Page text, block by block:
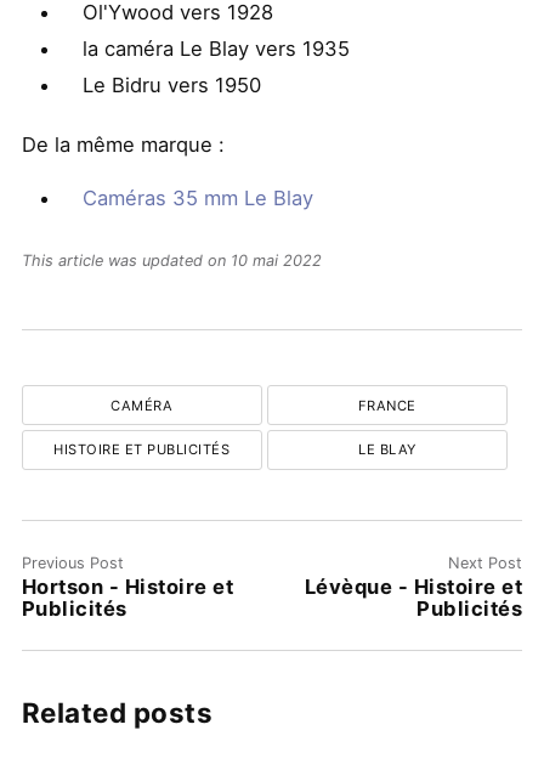
Ol'Ywood vers 1928
la caméra Le Blay vers 1935
Le Bidru vers 1950
De la même marque :
Caméras 35 mm Le Blay
This article was updated on 10 mai 2022
CAMÉRA FRANCE
HISTOIRE ET PUBLICITÉS LE BLAY
Previous Post
Hortson - Histoire et
Publicités
Next Post
Lévèque - Histoire et
Publicités
Related posts